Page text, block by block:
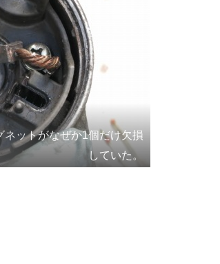
ットがなぜか1個だけ欠損
していた。